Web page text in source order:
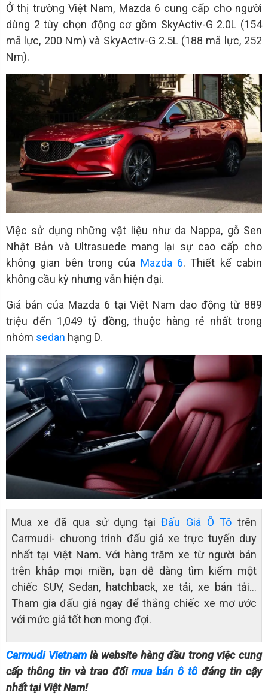
Ở thị trường Việt Nam, Mazda 6 cung cấp cho người
dùng 2 tùy chọn động cơ gồm SkyActiv-G 2.0L (154
mã lực, 200 Nm) và SkyActiv-G 2.5L (188 mã lực, 252
Nm).
Việc sử dụng những vật liệu như da Nappa, gỗ Sen
Nhật Bản và Ultrasuede mang lại sự cao cấp cho
không gian bên trong của Mazda 6. Thiết kế cabin
không cầu kỳ nhưng vẫn hiện đại.
Giá bán của Mazda 6 tại Việt Nam dao động từ 889
triệu đến 1,049 tỷ đồng, thuộc hàng rẻ nhất trong
nhóm sedan hạng D.
Mua xe đã qua sử dụng tạiĐấu Giá Ô Tô trên
Carmudi- chương trình đấu giá xe trực tuyến duy
nhất tại Việt Nam. Với hàng trăm xe từ người bán
trên khắp mọi miền, bạn dễ dàng tìm kiếm một
chiếc SUV, Sedan, hatchback, xe tải, xe bán tải…
Tham gia đấu giá ngay để thắng chiếc xe mơ ước
với mức giá tốt hơn mong đợi.
Carmudi Vietnamlà website hàng đầu trong việc cung
cấp thông tin và trao đổi mua bán ô tô đáng tin cậy
nhất tại Việt Nam!